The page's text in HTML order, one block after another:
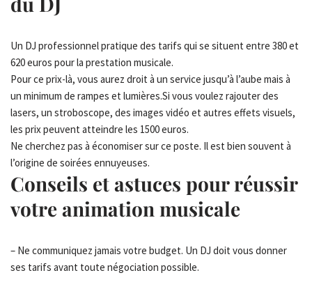
Un DJ professionnel pratique des tarifs qui se situent entre 380 et
620 euros pour la prestation musicale.
Pour ce prix-là, vous aurez droit à un service jusqu’à l’aube mais à
un minimum de rampes et lumières.Si vous voulez rajouter des
lasers, un stroboscope, des images vidéo et autres effets visuels,
les prix peuvent atteindre les 1500 euros.
Ne cherchez pas à économiser sur ce poste. Il est bien souvent à
l’origine de soirées ennuyeuses.
Conseils et astuces pour réussir
votre animation musicale
– Ne communiquez jamais votre budget. Un DJ doit vous donner
ses tarifs avant toute négociation possible.